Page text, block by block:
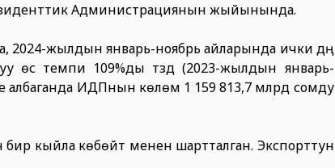
Администрациянын жыйынында.
2024-жылдын январь-ноябрь айларында ички дүң
темпи 109%ды түздү (2023-жылдын январь-
албаганда ИДПнын көлөмү 1 159 813,7 млрд сомду
кыйла көбөйтүү менен шартталган. Экспорттун